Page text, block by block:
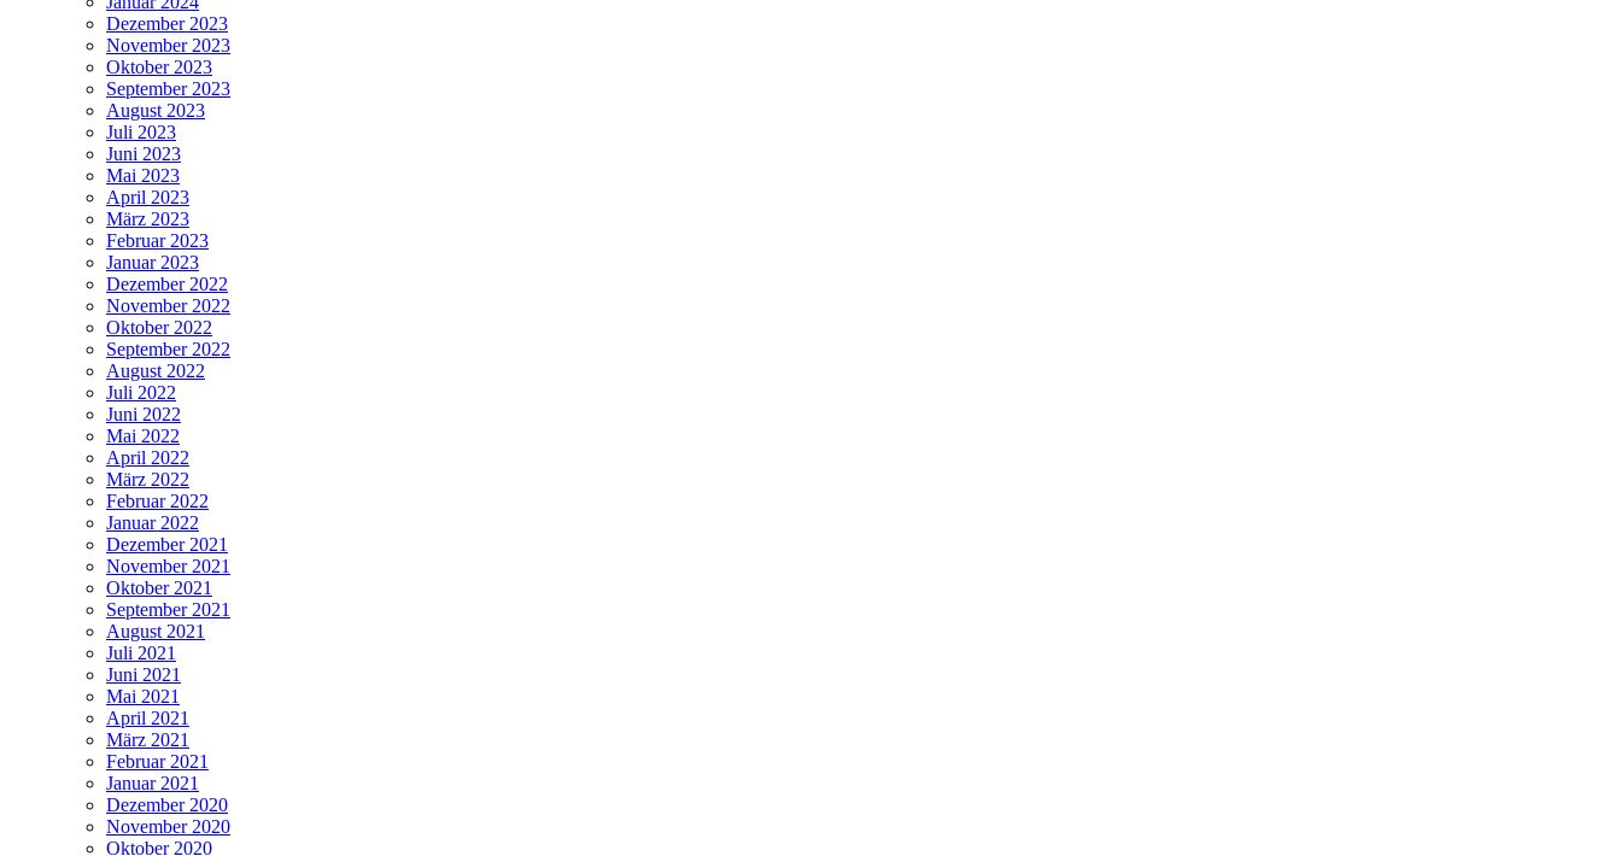
Dezember 2023
November 2023
Oktober 2023
September 2023
August 2023
Juli 2023
Juni 2023
Mai 2023
April 2023
März 2023
Februar 2023
Januar 2023
Dezember 2022
November 2022
Oktober 2022
September 2022
August 2022
Juli 2022
Juni 2022
Mai 2022
April 2022
März 2022
Februar 2022
Januar 2022
Dezember 2021
November 2021
Oktober 2021
September 2021
August 2021
Juli 2021
Juni 2021
Mai 2021
April 2021
März 2021
Februar 2021
Januar 2021
Dezember 2020
November 2020
Oktober 2020